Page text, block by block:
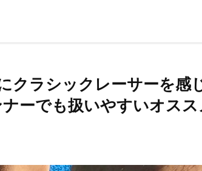
クラシックレーサーを感
ーでも扱いやすいオス